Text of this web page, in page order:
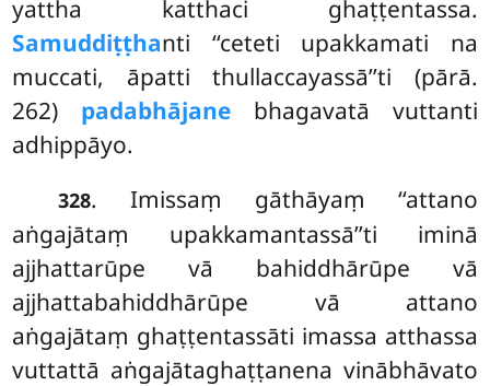
yattha katthaci ghaṭṭentassa.
Samuddiṭṭhanti ‘‘ceteti upakkamati na
muccati, āpatti thullaccayassā’’ti (pārā.
262) padabhājane bhagavatā vuttanti
adhippāyo.
328. Imissaṃ gāthāyaṃ ‘‘attano
aṅgajātaṃ upakkamantassā’’ti iminā
ajjhattarūpe vā bahiddhārūpe vā
ajjhattabahiddhārūpe vā attano
aṅgajātaṃ ghaṭṭentassāti imassa atthassa
vuttattā aṅgajātaghaṭṭanena vinābhāvato